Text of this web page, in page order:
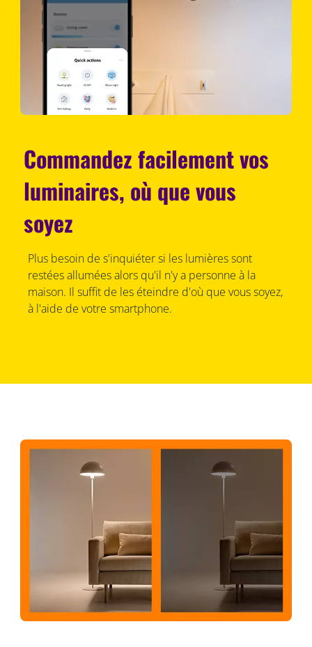
Commandez facilement vos
luminaires, où que vous
soyez
Plus besoin de s'inquiéter si les lumières sont
restées allumées alors qu'il n'y a personne à la
maison. Il suffit de les éteindre d'où que vous soyez,
à l'aide de votre smartphone.